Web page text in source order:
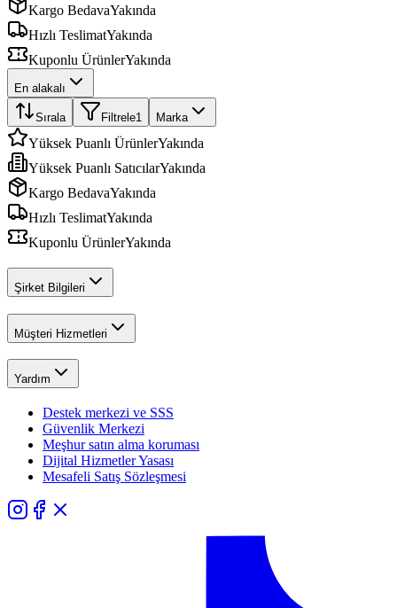
Kargo BedavaYakında
Hızlı TeslimatYakında
Kuponlu ÜrünlerYakında
En alakalı
Sırala Filtrele1 Marka
Yüksek Puanlı ÜrünlerYakında
Yüksek Puanlı SatıcılarYakında
Kargo BedavaYakında
Hızlı TeslimatYakında
Kuponlu ÜrünlerYakında
Şirket Bilgileri
Müşteri Hizmetleri
Yardım
Destek merkezi ve SSS
Güvenlik Merkezi
Meşhur satın alma koruması
Dijital Hizmetler Yasası
Mesafeli Satış Sözleşmesi